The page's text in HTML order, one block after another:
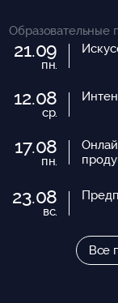
Образовательные
21.09
пн.
12.08
ср.
17.08
пн.
23.08
вс.
Все